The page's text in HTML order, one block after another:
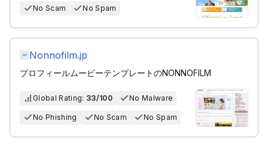
No Scam No Spam
Nonnofilm.jp
プロフィールムービーテンプレートのNONNOFILM
Global Rating: 33/100 No Malware
No Phishing No Scam No Spam